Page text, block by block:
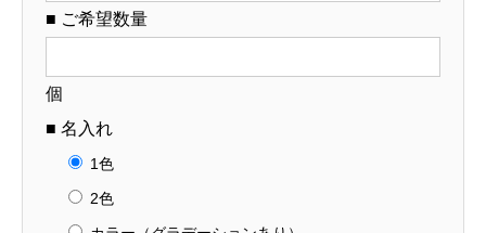
■ ご希望数量
個
■ 名入れ
1色
2色